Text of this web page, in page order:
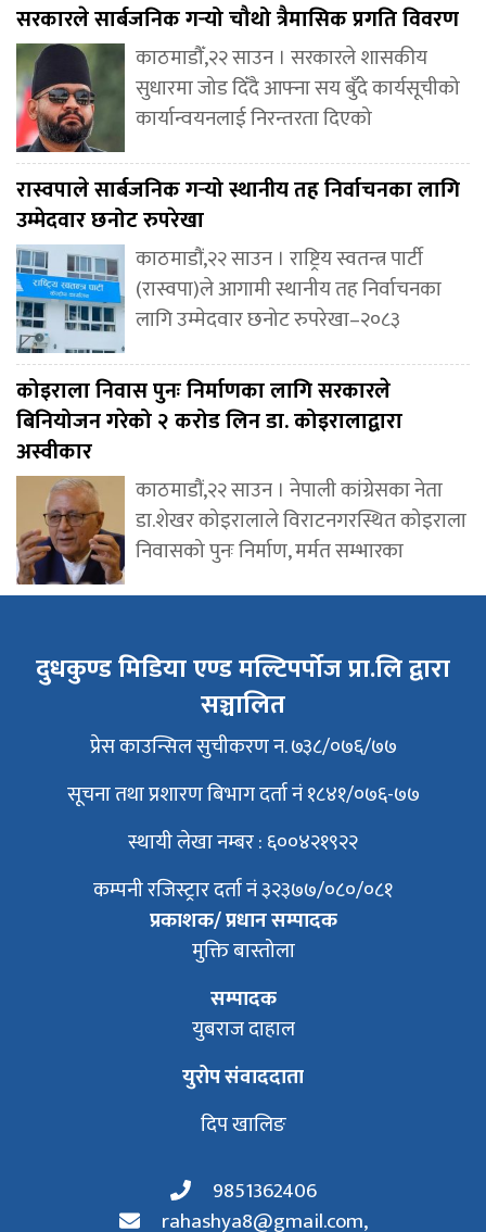
सरकारले सार्बजनिक गर्‍यो चौथो त्रैमासिक प्रगति विवरण
काठमाडौँ,२२ साउन । सरकारले शासकीय
सुधारमा जोड दिँदै आफ्ना सय बुँदे कार्यसूचीको
कार्यान्वयनलाई निरन्तरता दिएको
रास्वपाले सार्बजनिक गर्‍यो स्थानीय तह निर्वाचनका लागि
उम्मेदवार छनोट रुपरेखा
काठमाडौं,२२ साउन । राष्ट्रिय स्वतन्त्र पार्टी
(रास्वपा)ले आगामी स्थानीय तह निर्वाचनका
लागि उम्मेदवार छनोट रुपरेखा–२०८३
कोइराला निवास पुनः निर्माणका लागि सरकारले
बिनियोजन गरेको २ करोड लिन डा. कोइरालाद्वारा
अस्वीकार
काठमाडौं,२२ साउन । नेपाली कांग्रेसका नेता
डा.शेखर कोइरालाले विराटनगरस्थित कोइराला
निवासको पुनः निर्माण, मर्मत सम्भारका
दुधकुण्ड मिडिया एण्ड मल्टिपर्पोज प्रा.लि द्वारा
सञ्चालित
प्रेस काउन्सिल सुचीकरण न. ७३८/०७६/७७
सूचना तथा प्रशारण बिभाग दर्ता नं १८४१/०७६-७७
स्थायी लेखा नम्बर : ६००४२१९२२
कम्पनी रजिस्ट्रार दर्ता नं ३२३७७/०८०/०८१
प्रकाशक/ प्रधान सम्पादक
मुक्ति बास्तोला
सम्पादक
युबराज दाहाल
युरोप संवाददाता
दिप खालिङ
9851362406
rahashya8@gmail.com,